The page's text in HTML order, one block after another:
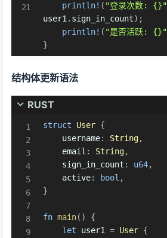
println! ( "登录次数: {}"
user1. sign_in_count) ;
println! ( "是否活跃: {}"
}
结构体更新语法
RUST
struct User {
    username
: String,
    email
: String,
    sign_in_count
: u64,
    active
: bool ,
}
fn main( )
{
let user1 = User {